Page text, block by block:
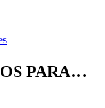
PARA…